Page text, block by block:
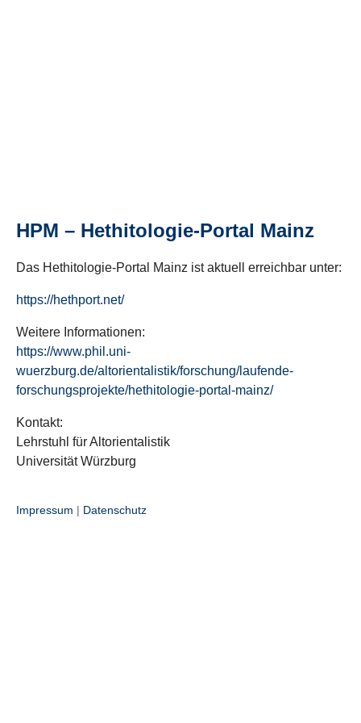
HPM – Hethitologie-Portal Mainz
Das Hethitologie-Portal Mainz ist aktuell erreichbar unter:
https://hethport.net/
Weitere Informationen:
https://www.phil.uni-
wuerzburg.de/altorientalistik/forschung/laufende-
forschungsprojekte/hethitologie-portal-mainz/
Kontakt:
Lehrstuhl für Altorientalistik
Universität Würzburg
Impressum | Datenschutz